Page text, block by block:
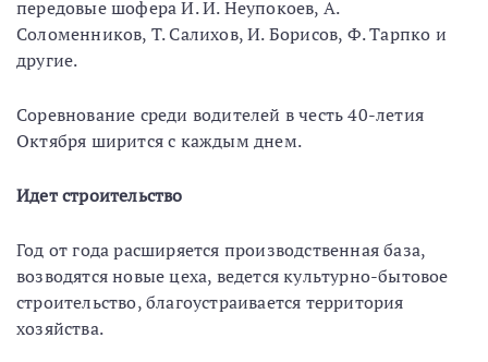
передовые шофера И. И. Неупокоев, А.
Соломенников, Т. Салихов, И. Борисов, Ф. Тарпко и
другие.
Соревнование среди водителей в честь 40-летия
Октября ширится с каждым днем.
Идет строительство
Год от года расширяется производственная база,
возводятся новые цеха, ведется культурно-бытовое
строительство, благоустраивается территория
хозяйства.